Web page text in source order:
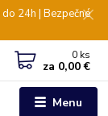
24h | Bezpečné
Menu
0 ks
za 0,00 €